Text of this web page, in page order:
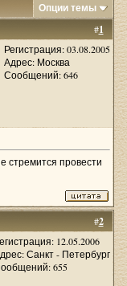
Опции темы
#1
Регистрация: 03.08.2005
Адрес: Москва
Сообщений: 646
стремится провести
#2
12.05.2006
Санкт - Петербург
655